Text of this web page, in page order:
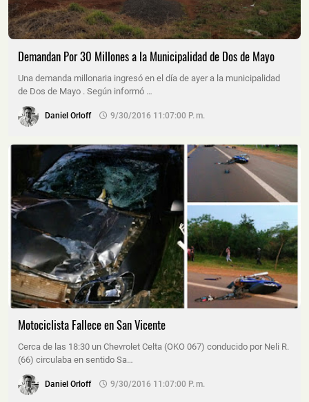
Demandan Por 30 Millones a la Municipalidad de Dos de Mayo
Una demanda millonaria ingresó en el día de ayer a la municipalidad
de Dos de Mayo . Según informó …
Daniel Orloff 9/30/2016 11:07:00 P. M.
Motociclista Fallece en San Vicente
Cerca de las 18:30 un Chevrolet Celta (OKO 067) conducido por Neli R.
(66) circulaba en sentido Sa…
Daniel Orloff 9/30/2016 11:07:00 P. M.